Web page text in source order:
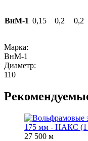
ВнМ-1 0,15 0,2 0,2
Марка:
ВнМ-1
Диаметр:
110
27 500 м